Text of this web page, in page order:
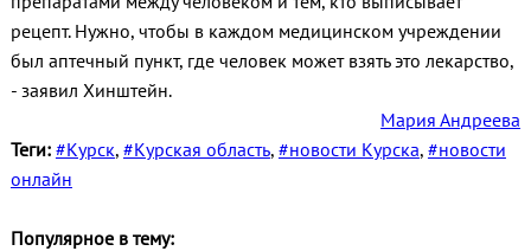
рецепт. Нужно, чтобы в каждом медицинском учреждении
был аптечный пункт, где человек может взять это лекарство,
- заявил Хинштейн.
Мария Андреева
Теги: #Курск, #Курская область, #новости Курска, #новости
онлайн
Популярное в тему: